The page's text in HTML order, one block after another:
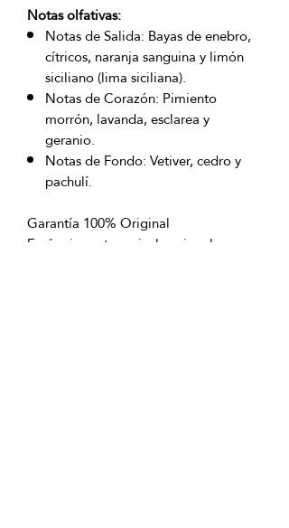
Notas olfativas:
Notas de Salida: Bayas de enebro,
cítricos, naranja sanguina y limón
siciliano (lima siciliana).
Notas de Corazón: Pimiento
morrón, lavanda, esclarea y
geranio.
Notas de Fondo: Vetiver, cedro y
pachulí.
Garantía 100% Original
Envío sin costo a nivel nacional